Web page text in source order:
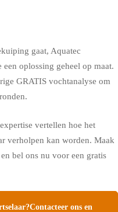
gaat, Aquatec
oplossing geheel op maat.
GRATIS vochtanalyse om
vertellen hoe het
verholpen kan worden. Maak
bel ons nu voor een gratis
ons en